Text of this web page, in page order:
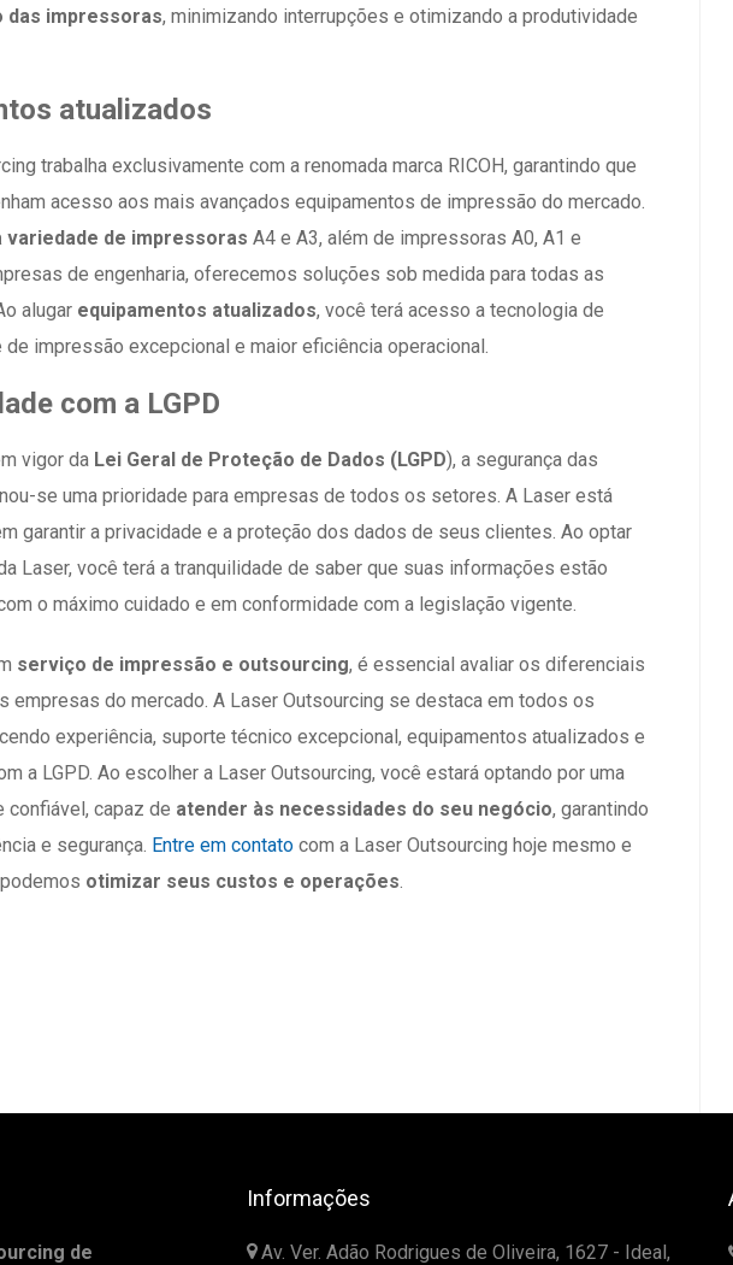
das impressoras, minimizando interrupções e otimizando a produtividade
atualizados
trabalha exclusivamente com a renomada marca RICOH, garantindo que
acesso aos mais avançados equipamentos de impressão do mercado.
variedade de impressoras A4 e A3, além de impressoras A0, A1 e
de engenharia, oferecemos soluções sob medida para todas as
alugar equipamentos atualizados, você terá acesso a tecnologia de
de impressão excepcional e maior eficiência operacional.
com a LGPD
vigor da Lei Geral de Proteção de Dados (LGPD), a segurança das
se uma prioridade para empresas de todos os setores. A Laser está
garantir a privacidade e a proteção dos dados de seus clientes. Ao optar
Laser, você terá a tranquilidade de saber que suas informações estão
o máximo cuidado e em conformidade com a legislação vigente.
serviço de impressão e outsourcing, é essencial avaliar os diferenciais
empresas do mercado. A Laser Outsourcing se destaca em todos os
experiência, suporte técnico excepcional, equipamentos atualizados e
a LGPD. Ao escolher a Laser Outsourcing, você estará optando por uma
confiável, capaz de atender às necessidades do seu negócio, garantindo
e segurança. Entre em contato com a Laser Outsourcing hoje mesmo e
otimizar seus custos e operações
de
Informações
Av. Ver. Adão Rodrigues de Oliveira, 1627 - Ideal,